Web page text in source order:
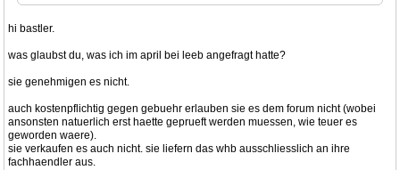
hi bastler.
was glaubst du, was ich im april bei leeb angefragt hatte?
sie genehmigen es nicht.
auch kostenpflichtig gegen gebuehr erlauben sie es dem forum nicht (wobei
ansonsten natuerlich erst haette geprueft werden muessen, wie teuer es
geworden waere).
sie verkaufen es auch nicht. sie liefern das whb ausschliesslich an ihre
fachhaendler aus.